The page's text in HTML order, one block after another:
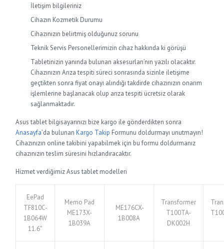
İletişim bilgileriniz
Cihazın Kozmetik Durumu
Cihazınızın belirtmiş olduğunuz sorunu
Teknik Servis Personellerimizin cihaz hakkında ki görüşü
Tabletinizin yanında bulunan aksesurları’nın yazılı olacaktır.
Cihazınızın Arıza tespiti süreci sonrasında sizinle iletişime
geçtikten sonra fiyat onayı alındığı takdirde cihazınızın onarım
işlemlerine başlanacak olup arıza tespiti ücretsiz olarak
sağlanmaktadır.
Asus tablet bilgisayarınızı bize kargo ile gönderdikten sonra
Anasayfa’da bulunanKargo Takip Formunu doldurmayı unutmayın!
Cihazınızın online takibini yapabilmek için bu formu doldurmanız
cihazınızın teslim süresini hızlandıracaktır.
Hizmet verdiğimiz Asus tablet modelleri
EePad
TF810C-
1B064W
11.6″
Memo Pad
ME173X-
1B039A
ME176CX-
1B008A
Transformer
T100TA-
DK002H